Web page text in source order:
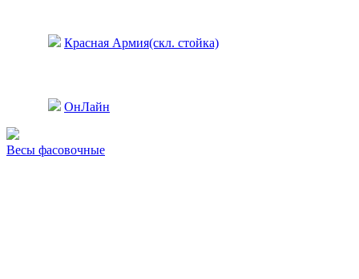
Красная Армия(скл. стойка)
ОнЛайн
Весы фасовочные